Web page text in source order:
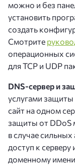
можно и без
установить
создать
Смотрите
операционных
для TCP и UDP
DNS-сервер и
услугами защиты
сайт на одном
защиты от DDoS
в случае
доступ к
доменному